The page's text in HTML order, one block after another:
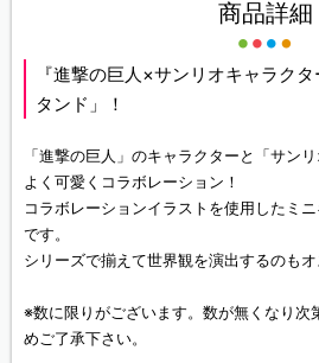
商品詳細
『進撃の巨人×サンリオキャラク
タンド」！
「進撃の巨人」のキャラクターと「サン
よく可愛くコラボレーション！
コラボレーションイラストを使用したミ
です。
シリーズで揃えて世界観を演出するのもオ
※数に限りがございます。数が無くなり次
めご了承下さい。